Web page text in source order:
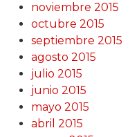
noviembre 2015
octubre 2015
septiembre 2015
agosto 2015
julio 2015
junio 2015
mayo 2015
abril 2015